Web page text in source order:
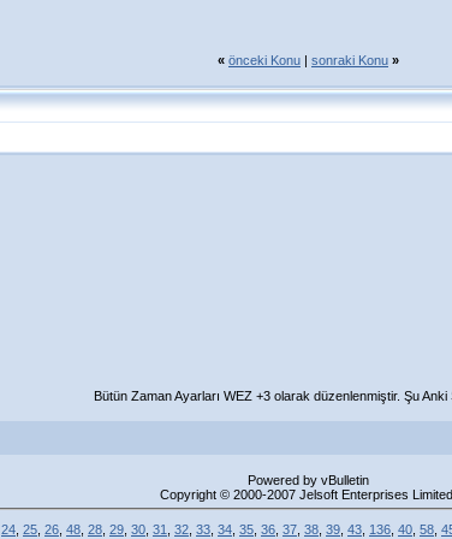
« önceki Konu | sonraki Konu »
Bütün Zaman Ayarları WEZ +3 olarak düzenlenmiştir. Şu Anki
Powered by vBulletin
Copyright © 2000-2007 Jelsoft Enterprises Limited.
24 25 26 48 28 29 30 31 32 33 34 35 36 37 38 39 43 136 40 58